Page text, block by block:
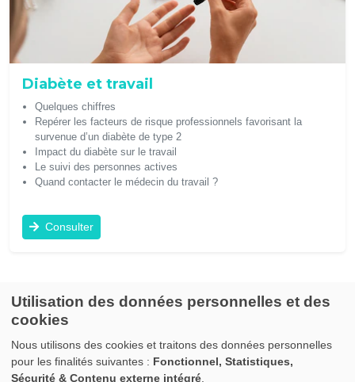
Diabète et travail
Quelques chiffres
Repérer les facteurs de risque professionnels favorisant la
survenue d’un diabète de type 2
Impact du diabète sur le travail
Le suivi des personnes actives
Quand contacter le médecin du travail ?
Consulter
© 2017 SISTEPACA |Crédits & mentions légales
Utilisation des données personnelles et des
cookies
Nous utilisons des cookies et traitons des données personnelles
pour les finalités suivantes : Fonctionnel, Statistiques,
Sécurité & Contenu externe intégré